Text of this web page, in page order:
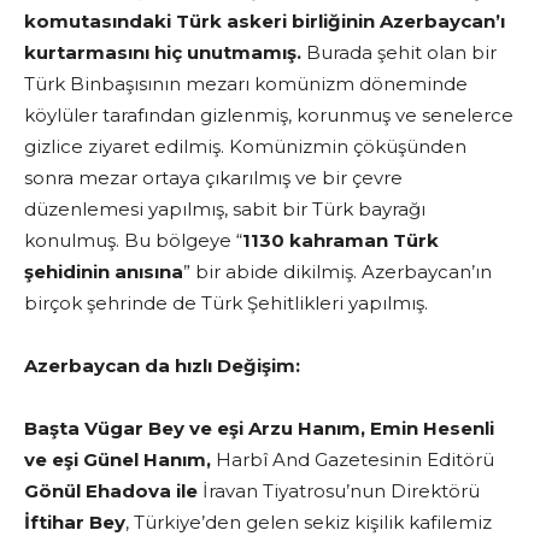
komutasındaki Türk askeri birliğinin Azerbaycan’ı
kurtarmasını hiç unutmamış. Burada şehit olan bir
Türk Binbaşısının mezarı komünizm döneminde
köylüler tarafından gizlenmiş, korunmuş ve senelerce
gizlice ziyaret edilmiş. Komünizmin çöküşünden
sonra mezar ortaya çıkarılmış ve bir çevre
düzenlemesi yapılmış, sabit bir Türk bayrağı
konulmuş. Bu bölgeye “1130 kahraman Türk
şehidinin anısına” bir abide dikilmiş. Azerbaycan’ın
birçok şehrinde de Türk Şehitlikleri yapılmış.
Azerbaycan da hızlı Değişim:
Başta Vügar Bey ve eşi Arzu Hanım, Emin Hesenli
ve eşi Günel Hanım, Harbî And Gazetesinin Editörü
Gönül Ehadova ile İravan Tiyatrosu’nun Direktörü
İftihar Bey, Türkiye’den gelen sekiz kişilik kafilemiz